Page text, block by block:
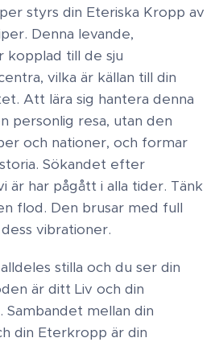
styrs din Eteriska Kropp av
Denna levande,
kopplad till de sju
vilka är källan till din
Att lära sig hantera denna
personlig resa, utan den
och nationer, och formar
Sökandet efter
är har pågått i alla tider. Tänk
flod. Den brusar med full
vibrationer.
stilla och du ser din
är ditt Liv och din
Sambandet mellan din
din Eterkropp är din